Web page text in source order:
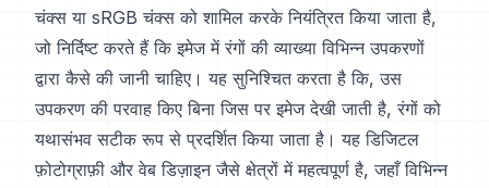
चंक्स या sRGB चंक्स को शामिल करके नियंत्रित किया जाता है,
जो निर्दिष्ट करते हैं कि इमेज में रंगों की व्याख्या विभिन्न उपकरणों
द्वारा कैसे की जानी चाहिए। यह सुनिश्चित करता है कि, उस
उपकरण की परवाह किए बिना जिस पर इमेज देखी जाती है, रंगों को
यथासंभव सटीक रूप से प्रदर्शित किया जाता है। यह डिजिटल
फ़ोटोग्राफ़ी और वेब डिज़ाइन जैसे क्षेत्रों में महत्वपूर्ण है, जहाँ विभिन्न